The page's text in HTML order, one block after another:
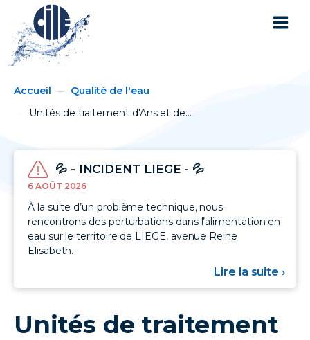
Breadcrumbs
You
here:
Accueil
Qualité de l'eau
Unités de traitement d'Ans et de...
💦 - INCIDENT LIEGE - 💦
6 AOÛT 2026
À la suite d’un problème technique, nous
rencontrons des perturbations dans l’alimentation en
eau sur le territoire de LIEGE, avenue Reine
Elisabeth.
Lire la suite ›
-
Unités de traitement